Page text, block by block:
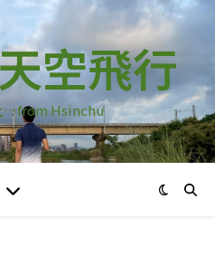
空飛行
…from Hsinchu